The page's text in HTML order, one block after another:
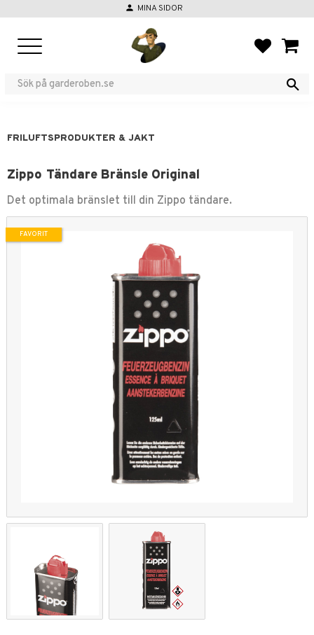
person MINA SIDOR
FRILUFTSPRODUKTER & JAKT
Zippo Tändare Bränsle Original
Det optimala bränslet till din Zippo tändare.
FAVORIT